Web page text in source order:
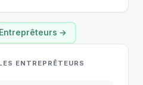
→
ENTREPRÊTEURS